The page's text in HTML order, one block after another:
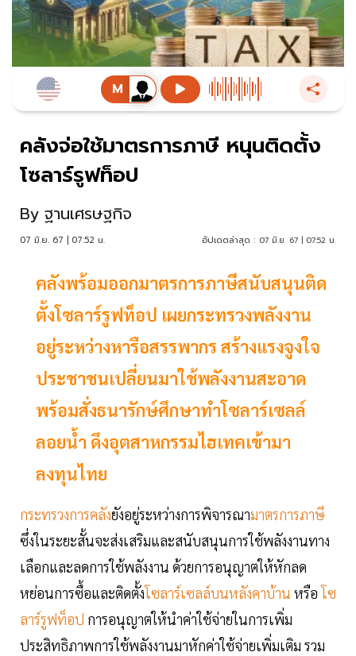
คลังจ่อใช้มาตรการภาษี หนุนติดตั้ง
โซลาร์รูฟท็อป
By ฐานเศรษฐกิจ
07 มิ.ย. 67 | 07:52 น. อัปเดตล่าสุด : 07 มิ.ย. 67 | 07:52 น.
คลังพร้อมออกมาตรการภาษีสนับสนุนติด
ตั้งโซลาร์รูฟท็อป เผยกระทรวงพลังงาน
อยู่ระหว่างหารือสรรพากร สร้างแรงจูงใจ
ประชาชนเปลี่ยนมาใช้พลังงานสะอาด
พร้อมสั่งธนารักษ์ศึกษาทำโซลาร์เซลล์
ลอยน้ำ ดึงอุตสาหกรรมไฮเทคเข้ามา
ลงทุนไทย
กระทรวงการคลังยังอยู่ระหว่างการพิจารณามาตรการภาษี
ซึ่งในระยะสั้นจะส่งเสริมและสนับสนุนการใช้พลังงานทาง
เลือกและลดการใช้พลังงาน ด้วยการอนุญาตให้หักลด
หย่อนการซื้อและติดตั้งโซลาร์เซลล์บนหลังคาบ้าน หรือโซ
ลาร์รูฟท็อป การอนุญาตให้นำค่าใช้จ่ายในการเพิ่ม
ประสิทธิภาพการใช้พลังงานมาหักค่าใช้จ่ายเพิ่มเติม รวม